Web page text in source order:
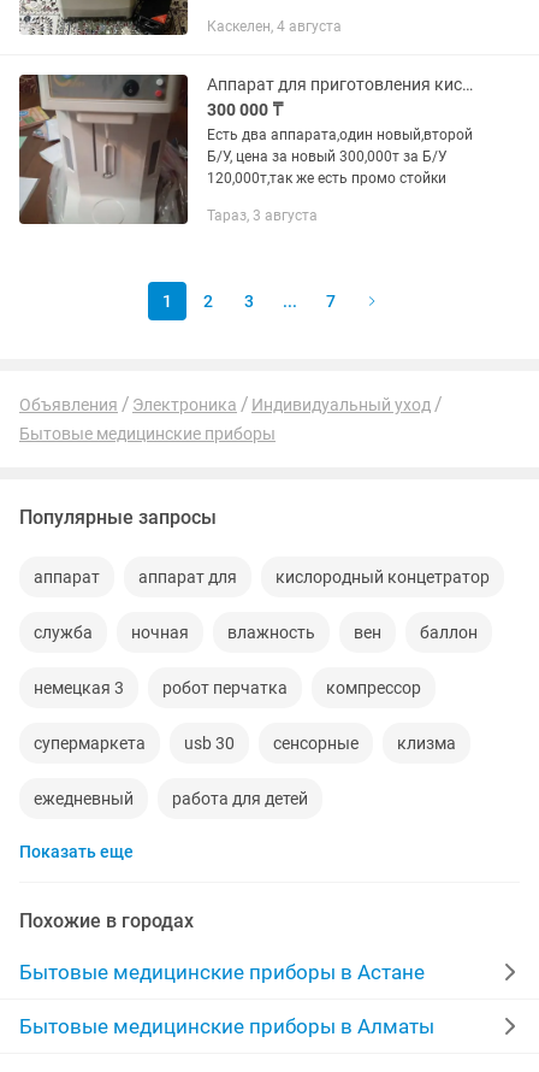
Каскелен, 4 августа
Аппарат для приготовления кислородного коктейля
300 000 ₸
Есть два аппарата,один новый,второй
Б/У, цена за новый 300,000т за Б/У
120,000т,так же есть промо стойки
Тараз, 3 августа
1 2 3 ... 7
Объявления Электроника
Индивидуальный уход
Бытовые медицинские приборы
Популярные запросы
аппарат аппарат для кислородный концетратор
служба ночная влажность вен баллон
немецкая 3 робот перчатка компрессор
супермаркета usb 30 сенсорные клизма
ежедневный работа для детей
квартира 1 комната
очистка воды ремонт комнат
кушетка для массажа работа на 4 часа 15 школа
Показать еще
Похожие в городах
Бытовые медицинские приборы в Астане
Бытовые медицинские приборы в Алматы